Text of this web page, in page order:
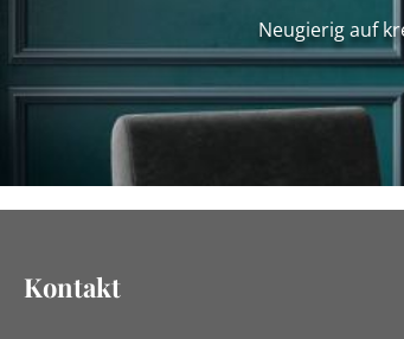
Neugierig auf
Kontakt